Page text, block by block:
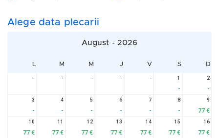
Alege data plecarii
August - 2026
L M M J V S D
- - - - - 1
-
2
-
3
-
4
-
5
-
6
-
7
-
8
-
9
77 €
10
77 €
11
77 €
12
77 €
13
77 €
14
77 €
15
77 €
16
77 €